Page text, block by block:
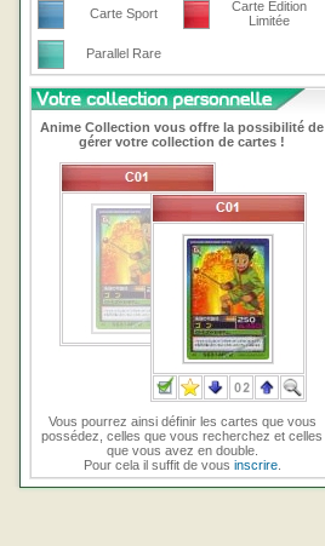
Carte Sport
Carte Edition
Limitée
Parallel Rare
Anime Collection vous offre la possibilité de
gérer votre collection de cartes !
Vous pourrez ainsi définir les cartes que vous
possédez, celles que vous recherchez et celles
que vous avez en double.
Pour cela il suffit de vous inscrire.